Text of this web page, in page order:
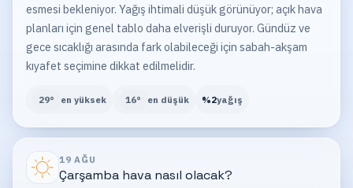
esmesi bekleniyor. Yağış ihtimali düşük görünüyor; açık hava
planları için genel tablo daha elverişli duruyor. Gündüz ve
gece sıcaklığı arasında fark olabileceği için sabah-akşam
kıyafet seçimine dikkat edilmelidir.
29° en yüksek 16° en düşük %2yağış
19 AĞU
Çarşambahava nasıl olacak?